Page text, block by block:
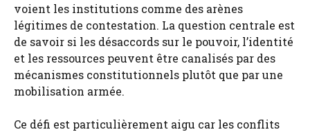
voient les institutions comme des arènes
légitimes de contestation. La question centrale est
de savoir si les désaccords sur le pouvoir, l’identité
et les ressources peuvent être canalisés par des
mécanismes constitutionnels plutôt que par une
mobilisation armée.
Ce défi est particulièrement aigu car les conflits